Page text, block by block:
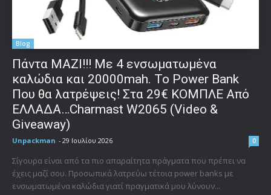
Blog
Πάντα ΜΑΖΙ!!! Με 4 ενσωματωμένα
καλώδια και 20000mah. Το Power Bank
Που θα λατρέψεις! Στα 29€ ΚΟΜΠΛΕ Από
ΕΛΛΑΔΑ…Charmast W2065 (Video &
Giveaway)
Unpackman - 29 Ιουλίου 2026 0
Σίγουρα είναι από τα πιο απαραίτητα πράγματα που πρέπει να
έχεις μαζί σου. Προσωπικά λατρεύω τέτοια power banks με
ενσωματωμένα καλώδια γιατί πραγματικά μου λύνουν...